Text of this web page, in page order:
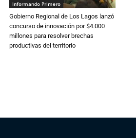
Informando Primero
Gobierno Regional de Los Lagos lanzó
concurso de innovación por $4.000
millones para resolver brechas
productivas del territorio